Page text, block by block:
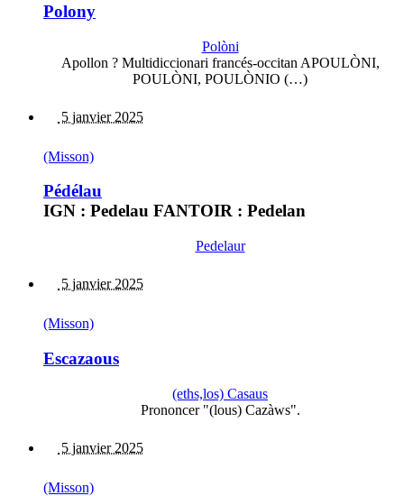
Polony
Polòni
Apollon ? Multidiccionari francés-occitan APOULÒNI,
POULÒNI, POULÒNIO (…)
5 janvier 2025
(Misson)
Pédélau
IGN : Pedelau FANTOIR : Pedelan
Pedelaur
5 janvier 2025
(Misson)
Escazaous
(eths,los) Casaus
Prononcer "(lous) Cazàws".
5 janvier 2025
(Misson)